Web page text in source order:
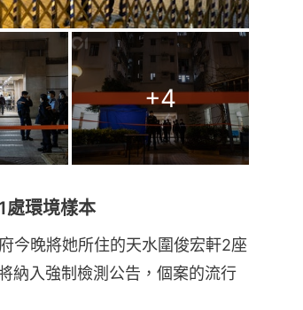
+4
環境樣本
今晚將她所住的天水圍俊宏軒2座
納入強制檢測公告，個案的流行